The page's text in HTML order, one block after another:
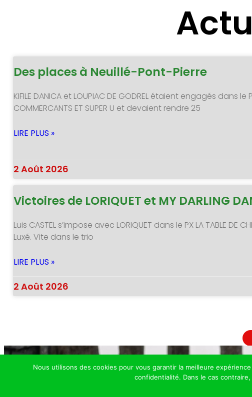
Des places à Neuillé-Pont-Pierre
KIFILE DANICA et LOUPIAC DE GODREL étaient engagés dans le
COMMERCANTS ET SUPER U et devaient rendre 25
LIRE PLUS »
2 Août 2026
Victoires de LORIQUET et MY DARLING
Luis CASTEL s’impose avec LORIQUET dans le PX LA TABLE DE
Luxé. Vite dans le trio
LIRE PLUS »
2 Août 2026
Nous utilisons des cookies pour vous garantir la meilleure
confidentialité. Dans le cas